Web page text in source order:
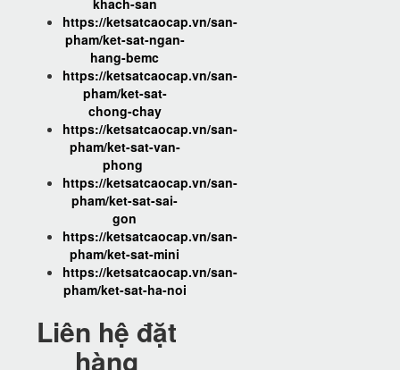
khach-san
https://ketsatcaocap.vn/san-
pham/ket-sat-ngan-
hang-bemc
https://ketsatcaocap.vn/san-
pham/ket-sat-
chong-chay
https://ketsatcaocap.vn/san-
pham/ket-sat-van-
phong
https://ketsatcaocap.vn/san-
pham/ket-sat-sai-
gon
https://ketsatcaocap.vn/san-
pham/ket-sat-mini
https://ketsatcaocap.vn/san-
pham/ket-sat-ha-noi
Liên hệ đặt
hàng